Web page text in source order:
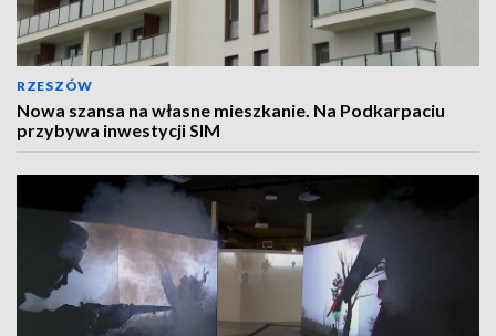
RZESZÓW
Nowa szansa na własne mieszkanie. Na Podkarpaciu
przybywa inwestycji SIM